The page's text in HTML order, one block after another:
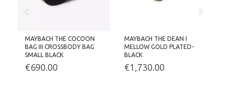
MAYBACH THE COCOON
BAG III CROSSBODY BAG
SMALL BLACK
€690.00
MAYBACH THE DEAN I
MELLOW GOLD PLATED-
BLACK
€1,730.00